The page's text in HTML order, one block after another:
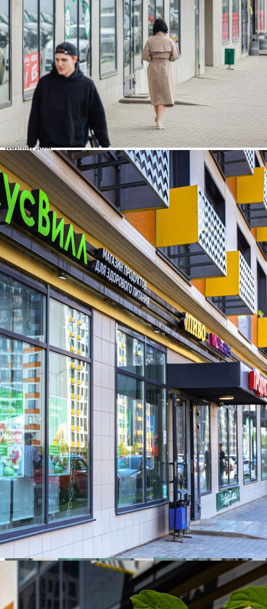
Контакты
Другие объявления
Характеристики помещения
№ объявления
107150
Дата размещения
28.02.2025
Город
Сосенское
Адрес
Василия Ощепкова улица, д.3
Расположено
Жилой дом
Этаж
1
Предлагается
Продажа
Желаемый / подходящий вид деятельности
Не указано
Назначение
Не указано
Размер площади (м2)
85.7
Цена за помещение
15 426 000 руб.
О помещении